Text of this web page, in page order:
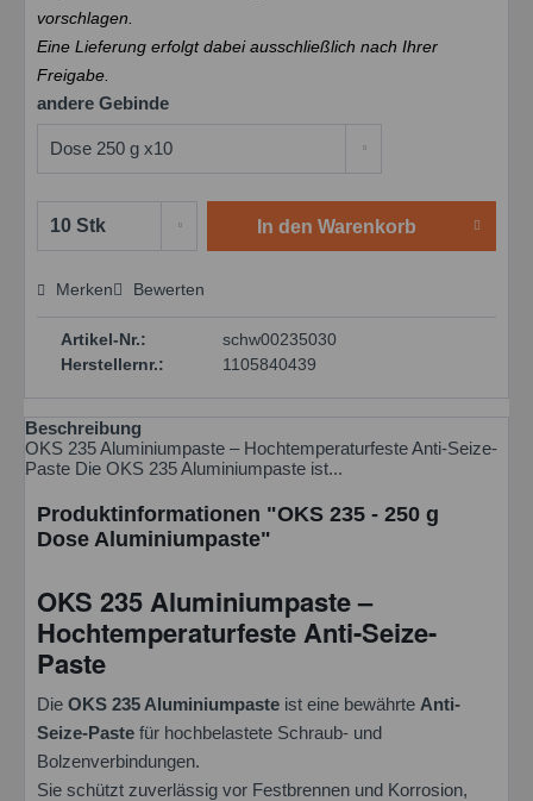
vorschlagen.
Eine Lieferung erfolgt dabei ausschließlich nach Ihrer
Freigabe.
andere Gebinde
In den Warenkorb
Preis anfragen
Merken Bewerten
Artikel-Nr.:
schw00235030
Herstellernr.:
1105840439
Beschreibung
OKS 235 Aluminiumpaste – Hochtemperaturfeste Anti-Seize-
Paste Die OKS 235 Aluminiumpaste ist...
Produktinformationen "OKS 235 - 250 g
Dose Aluminiumpaste"
OKS 235 Aluminiumpaste –
Hochtemperaturfeste Anti-Seize-
Paste
Die OKS 235 Aluminiumpaste ist eine bewährte Anti-
Seize-Paste für hochbelastete Schraub- und
Bolzenverbindungen.
Sie schützt zuverlässig vor Festbrennen und Korrosion,